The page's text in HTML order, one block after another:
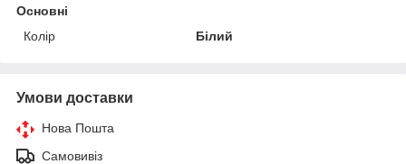
Основні
Колір
Білий
Умови доставки
Нова Пошта
Самовивіз